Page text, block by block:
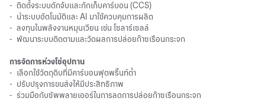
- ติดตั้งระบบดักจับและกักเก็บคาร์บอน (CCS)
- นำระบบอัตโนมัติและ AI มาใช้ควบคุมการผลิต
- ลงทุนในพลังงานหมุนเวียน เช่น โซลาร์เซลล์
- พัฒนาระบบติดตามและวัดผลการปล่อยก๊าซเรือนกระจก
การจัดการห่วงโซ่อุปทาน
- เลือกใช้วัตถุดิบที่มีคาร์บอนฟุตพริ้นท์ต่ำ
- ปรับปรุงการขนส่งให้มีประสิทธิภาพ
- ร่วมมือกับซัพพลายเออร์ในการลดการปล่อยก๊าซเรือนกระจก